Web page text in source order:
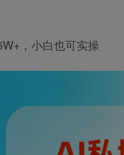
，小白也可实操